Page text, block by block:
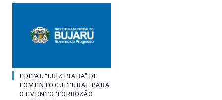
EDITAL “LUIZ PIABA” DE
FOMENTO CULTURAL PARA
O EVENTO “FORROZÃO